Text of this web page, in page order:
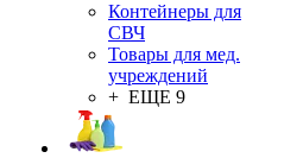
Контейнеры для
СВЧ
Товары для мед.
учреждений
+ ЕЩЕ 9